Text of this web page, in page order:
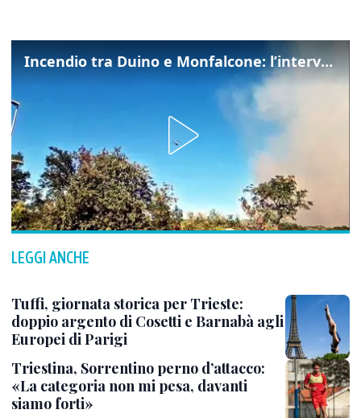
Incendio tra Duino e Monfalcone: l’intervento dei vigili del fuoco
LEGGI ANCHE
Tuffi, giornata storica per Trieste:
doppio argento di Cosetti e Barnabà agli
Europei di Parigi
Triestina, Sorrentino perno d’attacco:
«La categoria non mi pesa, davanti
siamo forti»